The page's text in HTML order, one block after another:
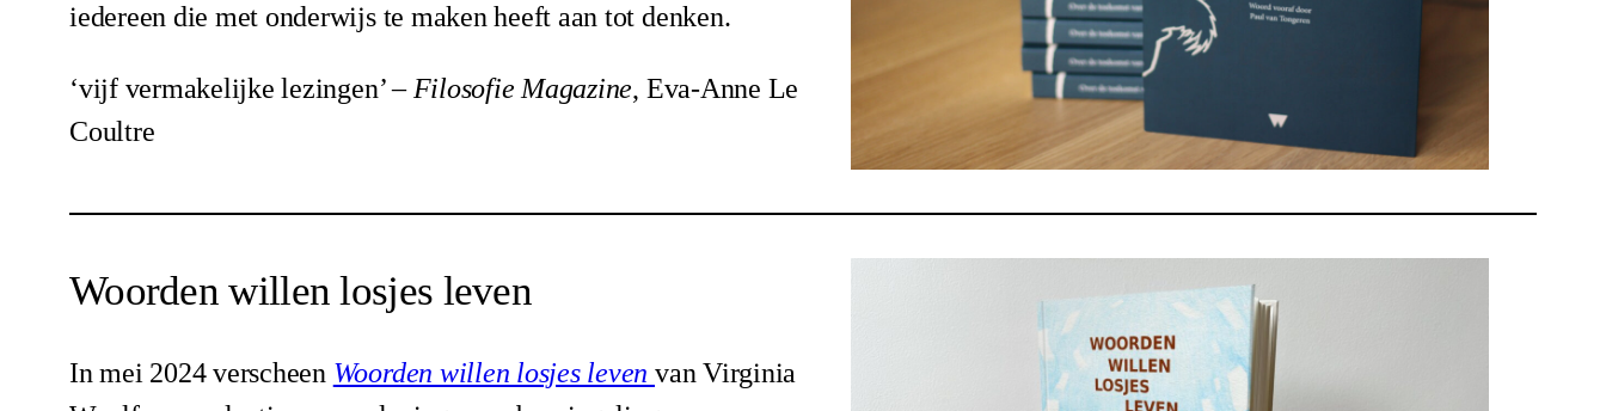
iedereen die met onderwijs te maken heeft aan tot denken.
‘vijf vermakelijke lezingen’ –Filosofie Magazine, Eva-Anne Le
Coultre
Woorden willen losjes leven
In mei 2024 verscheen Woorden willen losjes levenvan Virginia